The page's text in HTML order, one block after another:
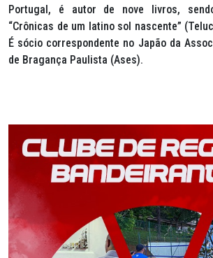
Portugal, é autor de nove livros,
“Crônicas de um latino sol nascente”
É sócio correspondente no Japão da
de Bragança Paulista (Ases).